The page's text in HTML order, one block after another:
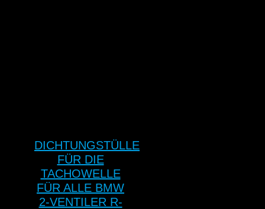
DICHTUNGSTÜLLE
FÜR DIE
TACHOWELLE
FÜR ALLE BMW
2-VENTILER R-